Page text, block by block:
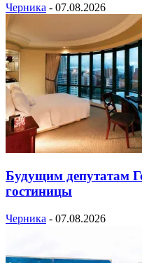
Черника - 07.08.2026
Будущим депутатам
гостиницы
Черника - 07.08.2026